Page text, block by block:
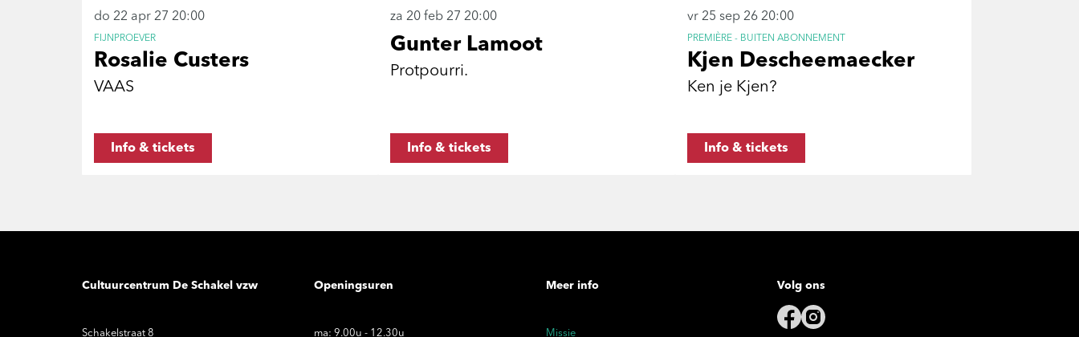
Rosalie Custers
VAAS
FIJNPROEVER
do 22 apr 27 20:00
Info & tickets
Gunter Lamoot
Protpourri.
za 20 feb 2720:00
Info & tickets
Kjen Descheemaecker
Ken je Kjen?
PREMIÈRE - BUITEN ABONNEMENT
vr 25 sep 26 20:00
Info & tickets
Cultuurcentrum De Schakel vzw
Schakelstraat 8
Openingsuren
ma: 9.00u - 12.30u
Meer info
Missie
Volg ons